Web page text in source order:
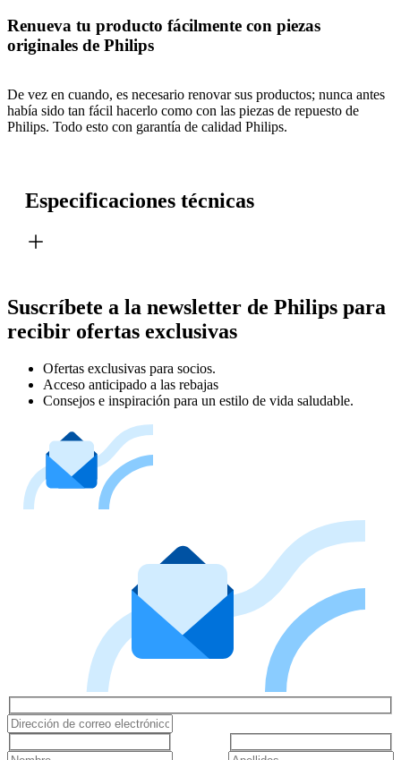
Renueva tu producto fácilmente con piezas
originales de Philips
De vez en cuando, es necesario renovar sus productos; nunca antes
había sido tan fácil hacerlo como con las piezas de repuesto de
Philips. Todo esto con garantía de calidad Philips.
Especificaciones técnicas
Suscríbete a la newsletter de Philips para
recibir ofertas exclusivas
Ofertas exclusivas para socios.
Acceso anticipado a las rebajas
Consejos e inspiración para un estilo de vida saludable.